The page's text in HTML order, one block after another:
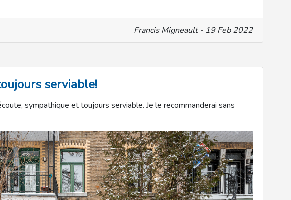
Francis Migneault - 19 Feb 2022
serviable!
sympathique et toujours serviable. Je le recommanderai sans